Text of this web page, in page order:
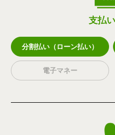
支払
分割払い（ローン払い）
電子マネー